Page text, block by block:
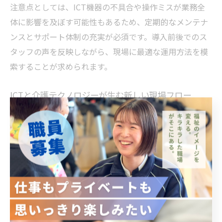
注意点としては、ICT機器の不具合や操作ミスが業務全
体に影響を及ぼす可能性もあるため、定期的なメンテナ
ンスとサポート体制の充実が必須です。導入前後でのス
タッフの声を反映しながら、現場に最適な運用方法を模
索することが求められます。
ICTと介護テクノロジーが生む新しい現場フロー
ICTや介護テクノロジーの導入により、介護現場では従来
とは異なる新しい業務フローが生まれつつあります。例
えば、センサーや見守りカメラを活用することで、夜間
の巡回や転倒事故の早期発見が可能となり、職員の負担
軽減と利用者の安全確保の両立が実現しています。
また、ロボットによる移乗補助や排せつケアの自動化な
ど、身体的な負担を減らすテクノロジーの導入も進んで